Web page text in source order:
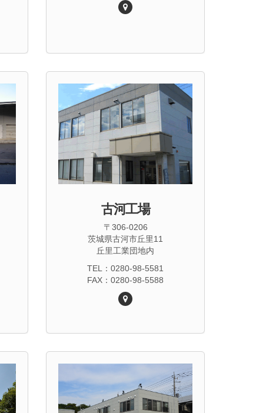
古河工場
〒306-0206
茨城県古河市丘里11
丘里工業団地内
TEL：0280-98-5581
FAX：0280-98-5588